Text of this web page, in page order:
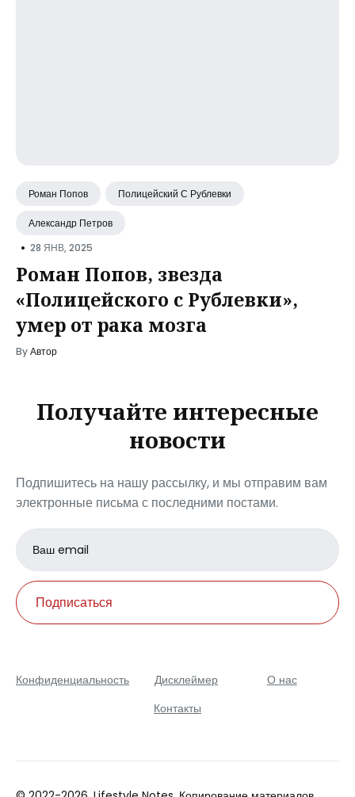
Роман Попов Полицейский С Рублевки
Александр Петров
• 28 ЯНВ, 2025
Роман Попов, звезда
«Полицейского с Рублевки»,
умер от рака мозга
ByАвтор
Получайте интересные
новости
Подпишитесь на нашу рассылку, и мы отправим вам
электронные письма с последними постами.
Email
address
Подписаться
Конфиденциальность Дисклеймер
О нас
Контакты